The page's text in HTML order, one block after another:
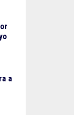
a